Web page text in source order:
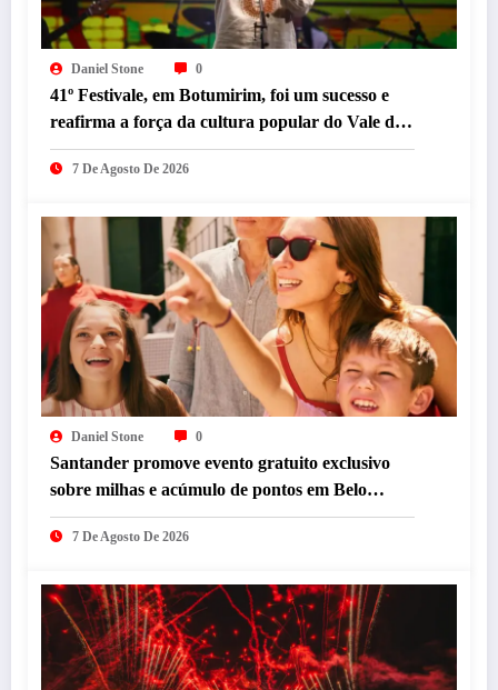
Daniel Stone 0
41º Festivale, em Botumirim, foi um sucesso e
reafirma a força da cultura popular do Vale do
Jequitinhonha
7 De Agosto De 2026
Daniel Stone 0
Santander promove evento gratuito exclusivo
sobre milhas e acúmulo de pontos em Belo
Horizonte
7 De Agosto De 2026